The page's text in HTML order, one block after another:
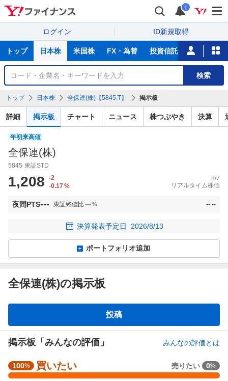
i
ログイン ID新規取得
サ
トップ 日本株 米国株 FX・為替 投資信託 ニュース
銘
検
索
検索
トップ 日本株 全保連(株)【5845.T】 掲示板
詳細 掲示板 チャート ニュース 株つぶやき 決算
年初来高値
全保連(株)
5845 東証STD
1,208
-2
-0.17%
8/7
リアルタイム株価
夜間PTS--- 東証終値比---% --:--
決算発表予定日 2026/8/13
ポートフォリオ追加
全保連(株)の掲示板
板
投稿
掲示板「みんなの評価」 みんなの評価とは
強
く
100% 買いたい 売りたい 0%